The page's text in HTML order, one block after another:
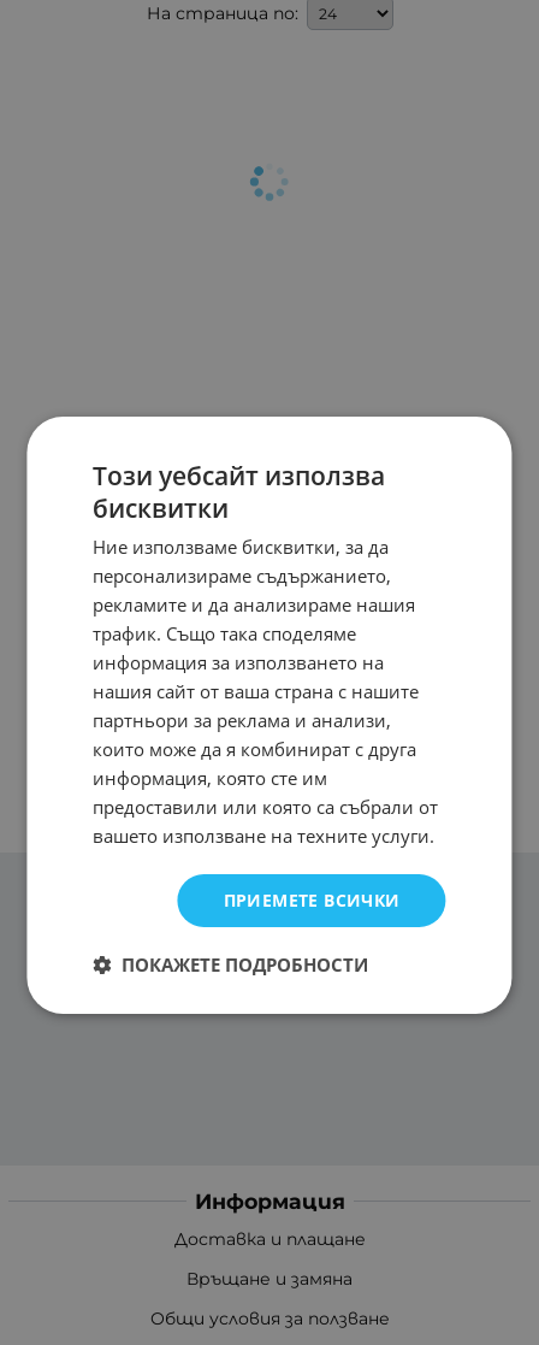
На страница по:
Информация
Доставка и плащане
Връщане и замяна
Общи условия за ползване
Този уебсайт използва
бисквитки
Ние използваме бисквитки, за да
персонализираме съдържанието,
рекламите и да анализираме нашия
трафик. Също така споделяме
информация за използването на
нашия сайт от ваша страна с нашите
партньори за реклама и анализи,
които може да я комбинират с друга
информация, която сте им
предоставили или която са събрали от
вашето използване на техните услуги.
ПРИЕМЕТЕ ВСИЧКИ
ПОКАЖЕТЕ ПОДРОБНОСТИ